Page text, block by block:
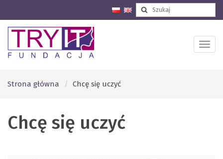
Strona główna Chcę się uczyć
Chcę się uczyć